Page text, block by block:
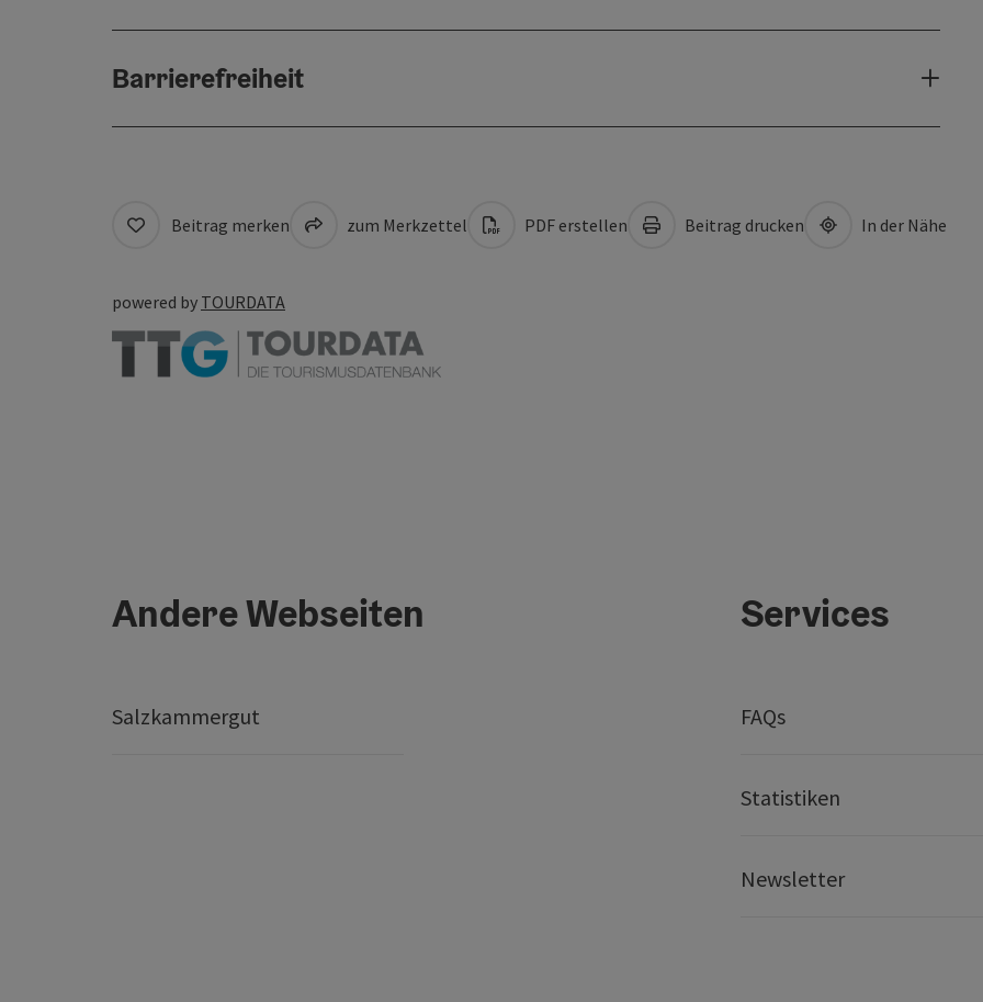
Barrierefreiheit
Beitrag merken zum Merkzettel PDF erstellen Beitrag drucken In der Nähe
powered by TOURDATA
Andere Webseiten
Salzkammergut
Services
FAQs
Statistiken
Newsletter